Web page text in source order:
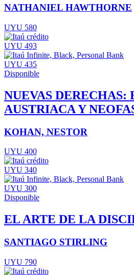
NATHANIEL HAWTHORNE
UYU 580
UYU 493
UYU 435
Disponible
NUEVAS DERECHAS:
AUSTRIACA Y
KOHAN, NESTOR
UYU 400
UYU 340
UYU 300
Disponible
EL ARTE DE LA
SANTIAGO STIRLING
UYU 790